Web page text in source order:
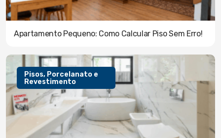
Apartamento Pequeno: Como Calcular Piso Sem Erro!
Pisos, Porcelanato e
Revestimento